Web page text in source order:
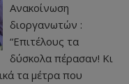
Ανακοίνωση
διοργανωτών :
“Επιτέλους τα
δύσκολα πέρασαν! Κι
τα μέτρα που